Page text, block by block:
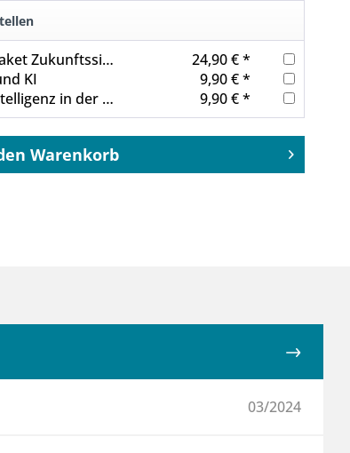
Dossier Know-how-Paket Zukunftssicherung
24,90 € *
KI
9,90 € *
Dossier Künstliche Intelligenz in der Druckbranche
9,90 € *
Warenkorb
03/2024